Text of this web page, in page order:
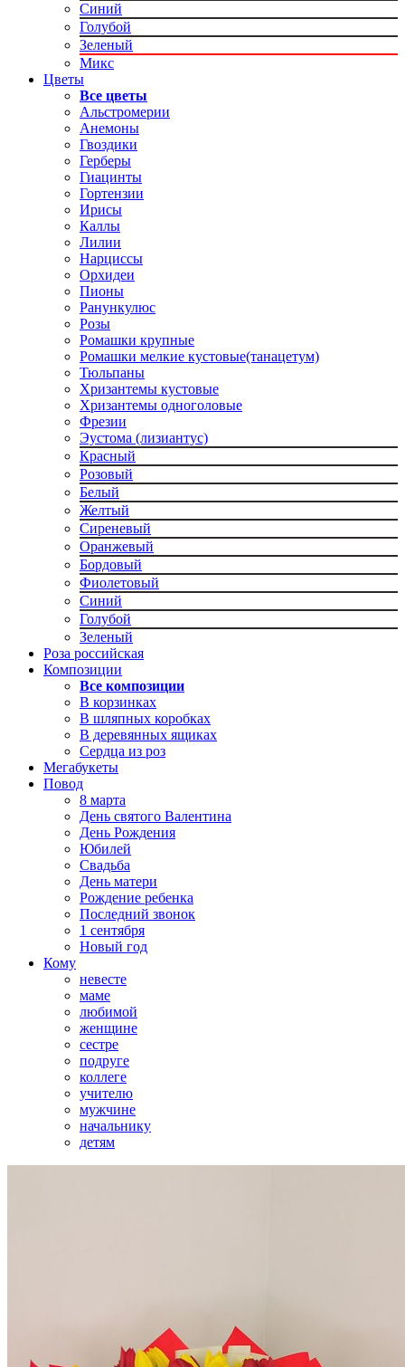
Синий
Голубой
Зеленый
Микс
Цветы
Все цветы
Альстромерии
Анемоны
Гвоздики
Герберы
Гиацинты
Гортензии
Ирисы
Каллы
Лилии
Нарциссы
Орхидеи
Пионы
Ранункулюс
Розы
Ромашки крупные
Ромашки мелкие кустовые(танацетум)
Тюльпаны
Хризантемы кустовые
Хризантемы одноголовые
Фрезии
Эустома (лизиантус)
Красный
Розовый
Белый
Желтый
Сиреневый
Оранжевый
Бордовый
Фиолетовый
Синий
Голубой
Зеленый
Роза российская
Композиции
Все композиции
В корзинках
В шляпных коробках
В деревянных ящиках
Сердца из роз
Мегабукеты
Повод
8 марта
День святого Валентина
День Рождения
Юбилей
Свадьба
День матери
Рождение ребенка
Последний звонок
1 сентября
Новый год
Кому
невесте
маме
любимой
женщине
сестре
подруге
коллеге
учителю
мужчине
начальнику
детям